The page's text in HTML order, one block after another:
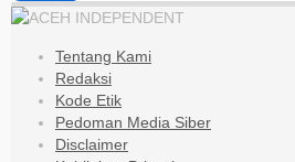
Tentang Kami
Redaksi
Kode Etik
Pedoman Media Siber
Disclaimer